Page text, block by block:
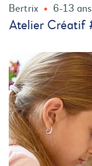
Bertrix 6-13 ans
Atelier Créatif